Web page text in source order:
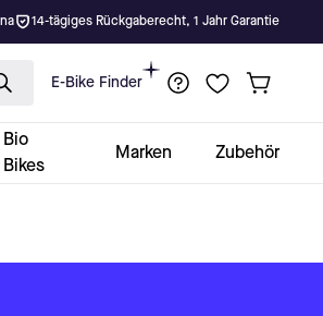
14-tägiges Rückgaberecht, 1 Jahr Garantie
E-Bike Finder
Bio
Bikes
Marken Zubehör